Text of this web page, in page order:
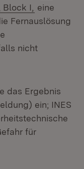
I,
(Öffnet in
eine
Fernauslösung
nicht
das Ergebnis
ein; INES
für